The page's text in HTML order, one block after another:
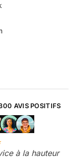
AVIS POSITIFS
à la hauteur